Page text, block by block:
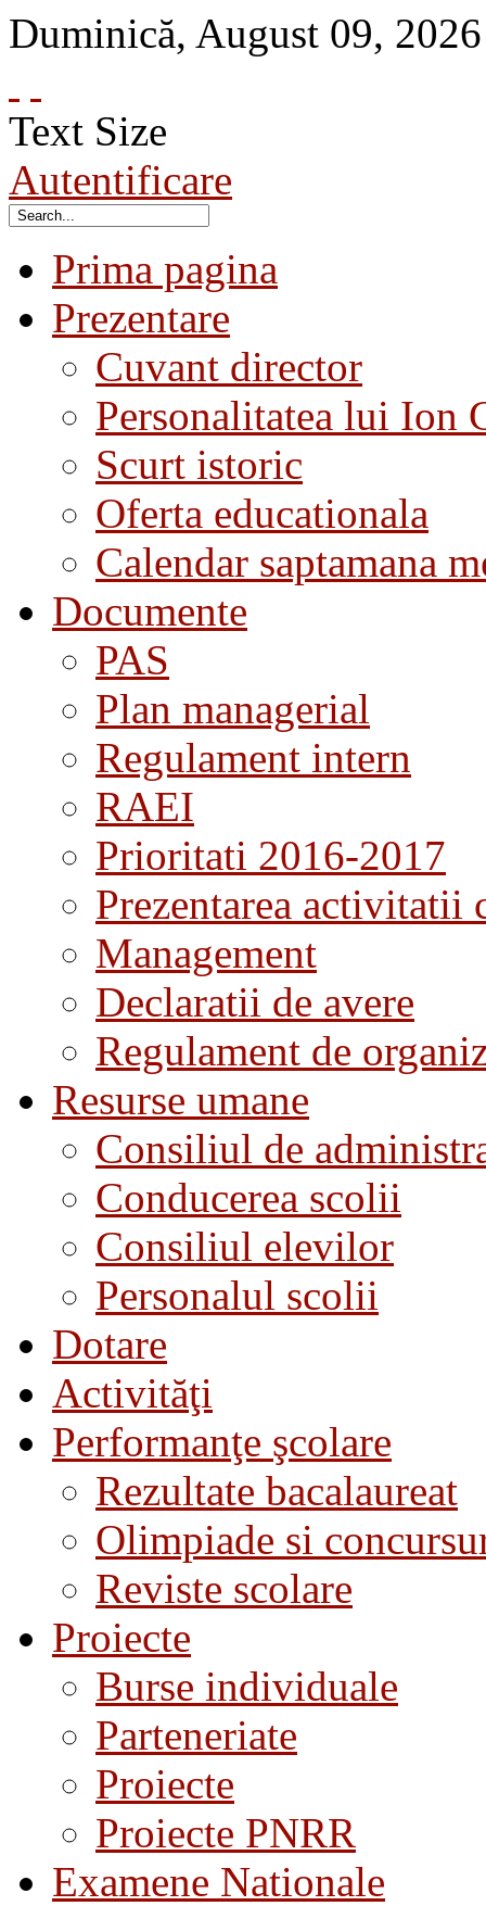
Duminică, August 09, 2026
Text Size
Autentificare
Prima pagina
Prezentare
Cuvant director
Personalitatea lui Ion
Scurt istoric
Oferta educationala
Calendar saptamana
Documente
PAS
Plan managerial
Regulament intern
RAEI
Prioritati 2016-2017
Prezentarea activitatii
Management
Declaratii de avere
Regulament de
Resurse umane
Consiliul de
Conducerea scolii
Consiliul elevilor
Personalul scolii
Dotare
Activităţi
Performanţe şcolare
Rezultate bacalaureat
Olimpiade si
Reviste scolare
Proiecte
Burse individuale
Parteneriate
Proiecte
Proiecte PNRR
Examene Nationale